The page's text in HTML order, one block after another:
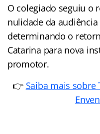
O colegiado seguiu o
nulidade da
determinando o
Catarina para nova
promotor.
👉 Saiba mais sobre